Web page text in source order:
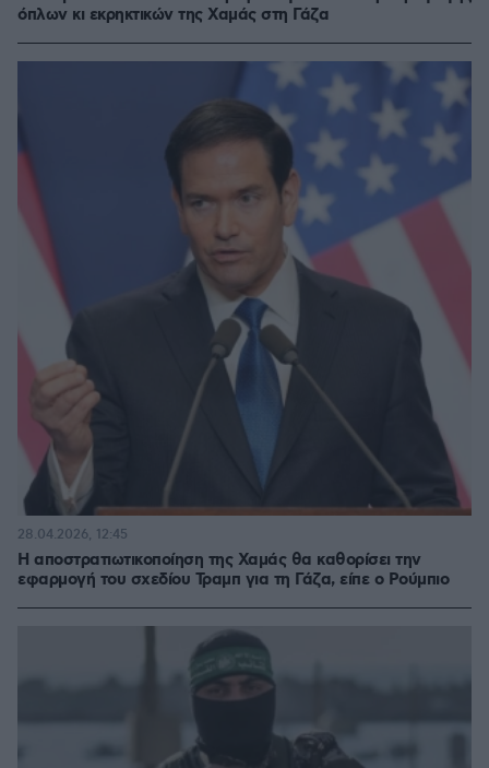
όπλων κι εκρηκτικών της Χαμάς στη Γάζα
Η αποστρατιωτικοποίηση της Χαμάς θα καθορίσει την
εφαρμογή του σχεδίου Τραμπ για τη Γάζα, είπε ο Ρούμπιο
28.04.2026, 12:45